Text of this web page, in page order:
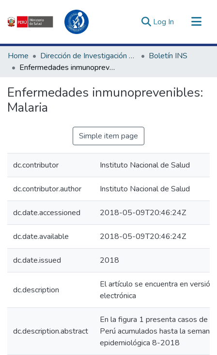
Log In (current)
Communities & Collections
All of DSpace
Estadísticas Externas
Enlaces de interés ▾
Home Dirección de Investigación e Innovación en Salud
Boletín INS
Enfermedades inmunoprevenibles: Malaria
Enfermedades inmunoprevenibles:
Malaria
Simple item page
dc.contributor Instituto Nacional de Salud
dc.contributor.author Instituto Nacional de Salud
dc.date.accessioned 2018-05-09T20:46:24Z
dc.date.available 2018-05-09T20:46:24Z
dc.date.issued 2018
dc.description
El artículo se encuentra en versión
electrónica
dc.description.abstract
En la figura 1 presenta casos de
Perú acumulados hasta la semana
epidemiológica 8-2018